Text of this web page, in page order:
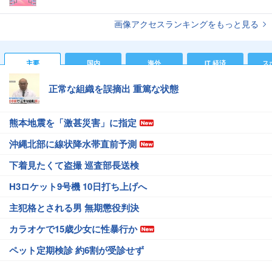
画像アクセスランキングをもっと見る
主要 国内 海外 IT 経済 ス
正常な組織を誤摘出 重篤な状態
熊本地震を「激甚災害」に指定
沖縄北部に線状降水帯直前予測
下着見たくて盗撮 巡査部長送検
H3ロケット9号機 10日打ち上げへ
主犯格とされる男 無期懲役判決
カラオケで15歳少女に性暴行か
ペット定期検診 約6割が受診せず